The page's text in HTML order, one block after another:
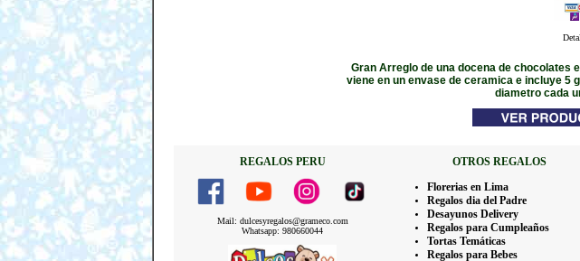
Gran Arreglo de una docena de chocolates
viene en un envase de ceramica e incluye 5
diametro cada
REGALOS PERU OTROS REGALOS
Mail: dulcesyregalos@grameco.com
Whatsapp: 980660044
Florerias en Lima
Regalos dia del Padre
Desayunos Delivery
Regalos para Cumpleaños
Tortas Temáticas
Regalos para Bebes